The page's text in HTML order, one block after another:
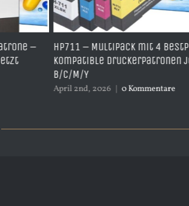
–
HP711 – Multipack mit 4 BestPrice
kompatible Druckerpatronen je 1x
B/C/M/Y
April 2nd, 2026 | 0 Kommentare